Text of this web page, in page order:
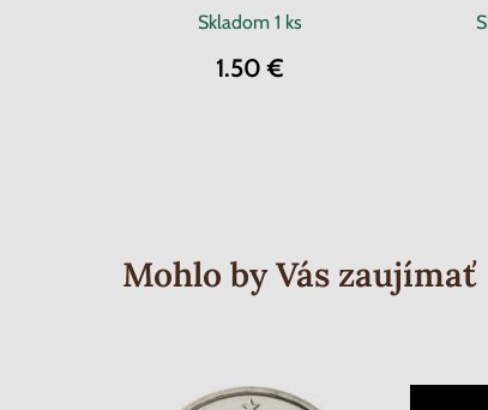
Skladom 1 ks
1.50 €
Mohlo by Vás zaujímať